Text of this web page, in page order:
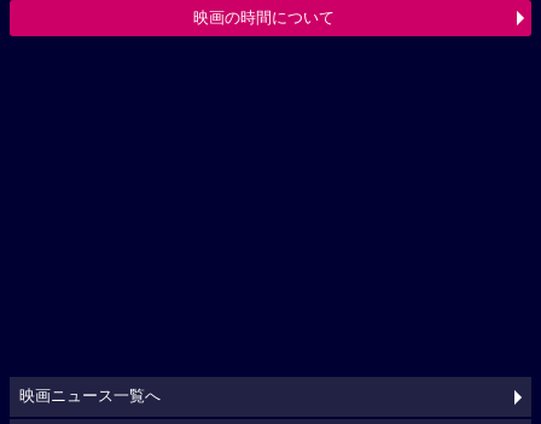
映画の時間について
映画ニュース一覧へ